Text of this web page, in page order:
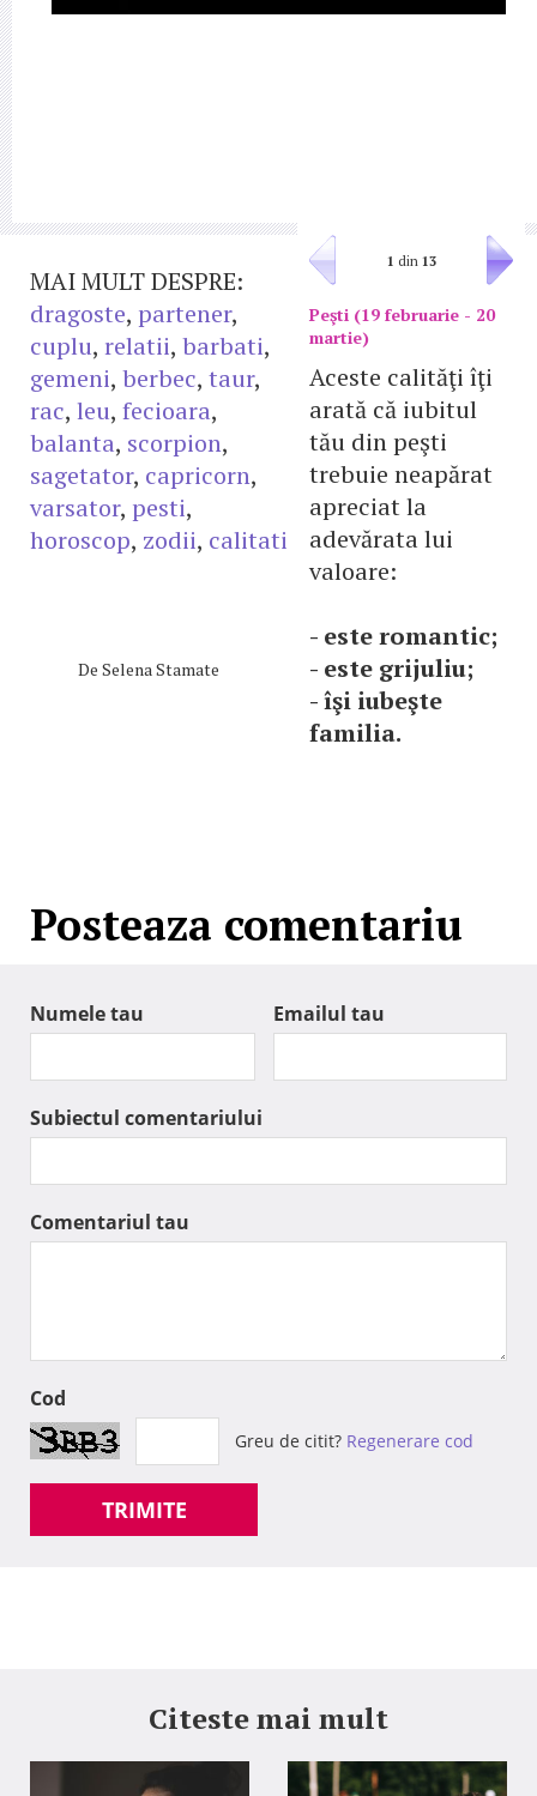
1 din 13
Peşti (19 februarie - 20
martie)
Aceste calităţi îţi
arată că iubitul
tău din peşti
trebuie neapărat
apreciat la
adevărata lui
valoare:
- este romantic;
- este grijuliu;
- îşi iubeşte
familia.
MAI MULT DESPRE:
dragoste, partener,
cuplu, relatii, barbati,
gemeni, berbec, taur,
rac, leu, fecioara,
balanta, scorpion,
sagetator, capricorn,
varsator, pesti,
horoscop, zodii, calitati
De Selena Stamate
Posteaza comentariu
Numele tau Emailul tau
Subiectul comentariului
Comentariul tau
Cod
Greu de citit? Regenerare cod
TRIMITE
Citeste mai mult